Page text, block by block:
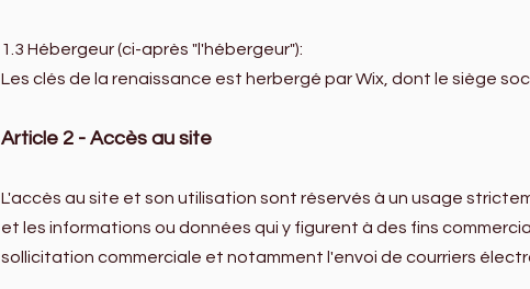
1.3 Hébergeur (ci-après "l'hébergeur"):
Les clés de la renaissance est herbergé par Wix, dont le siège
Article 2 - Accès au site
L'accès au site et son utilisation sont réservés à un usage
et les informations ou données qui y figurent à des fins
sollicitation commerciale et notamment l'envoi de courriers